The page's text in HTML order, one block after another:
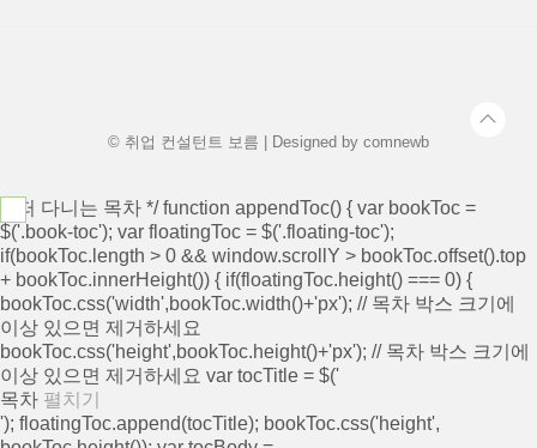
© 취업 컨설턴트 보름 | Designed by comnewb
/* 떠 다니는 목차 */ function appendToc() { var bookToc =
$('.book-toc'); var floatingToc = $('.floating-toc');
if(bookToc.length > 0 && window.scrollY > bookToc.offset().top
+ bookToc.innerHeight()) { if(floatingToc.height() === 0) {
bookToc.css('width',bookToc.width()+'px'); // 목차 박스 크기에
이상 있으면 제거하세요
bookToc.css('height',bookToc.height()+'px'); // 목차 박스 크기에
이상 있으면 제거하세요 var tocTitle = $('
목차 펼치기
'); floatingToc.append(tocTitle); bookToc.css('height',